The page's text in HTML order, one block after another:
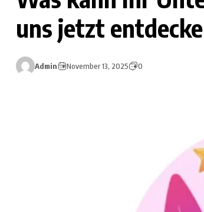
uns jetzt
Admin November 13, 2025 0